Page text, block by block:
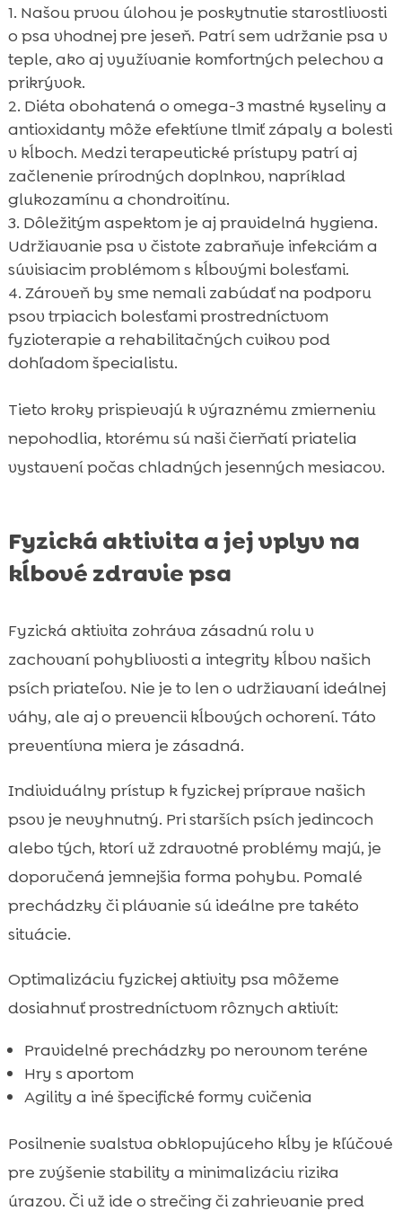
Našou prvou úlohou je poskytnutie starostlivosti
o psa vhodnej pre jeseň. Patrí sem udržanie psa v
teple, ako aj využívanie komfortných pelechov a
prikrývok.
Diéta obohatená o omega-3 mastné kyseliny a
antioxidanty môže efektívne tlmiť zápaly a bolesti
v kĺboch. Medzi terapeutické prístupy patrí aj
začlenenie prírodných doplnkov, napríklad
glukozamínu a chondroitínu.
Dôležitým aspektom je aj pravidelná hygiena.
Udržiavanie psa v čistote zabraňuje infekciám a
súvisiacim problémom s kĺbovými bolesťami.
Zároveň by sme nemali zabúdať na podporu
psov trpiacich bolesťami prostredníctvom
fyzioterapie a rehabilitačných cvikov pod
dohľadom špecialistu.
Tieto kroky prispievajú k výraznému zmierneniu
nepohodlia, ktorému sú naši čierňatí priatelia
vystavení počas chladných jesenných mesiacov.
Fyzická aktivita a jej vplyv na
kĺbové zdravie psa
Fyzická aktivita zohráva zásadnú rolu v
zachovaní pohyblivosti a integrity kĺbov našich
psích priateľov. Nie je to len o udržiavaní ideálnej
váhy, ale aj o prevencii kĺbových ochorení. Táto
preventívna miera je zásadná.
Individuálny prístup k fyzickej príprave našich
psov je nevyhnutný. Pri starších psích jedincoch
alebo tých, ktorí už zdravotné problémy majú, je
doporučená jemnejšia forma pohybu. Pomalé
prechádzky či plávanie sú ideálne pre takéto
situácie.
Optimalizáciu fyzickej aktivity psa môžeme
dosiahnuť prostredníctvom rôznych aktivít:
Pravidelné prechádzky po nerovnom teréne
Hry s aportom
Agility a iné špecifické formy cvičenia
Posilnenie svalstva obklopujúceho kĺby je kľúčové
pre zvýšenie stability a minimalizáciu rizika
úrazov. Či už ide o strečing či zahrievanie pred